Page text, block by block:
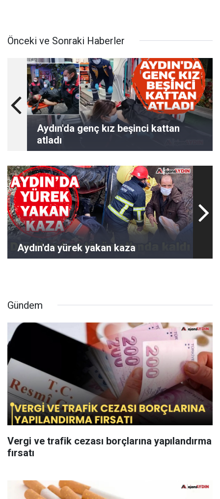
Önceki ve Sonraki Haberler
Aydın'da genç kız beşinci kattan
atladı
Aydın'da yürek yakan kaza
Gündem
Vergi ve trafik cezası borçlarına yapılandırma
fırsatı